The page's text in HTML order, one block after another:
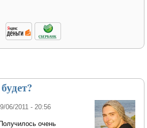
06/2011 - 20:56
очень